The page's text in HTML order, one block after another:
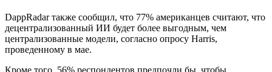
DappRadar также сообщил, что 77% американцев считают, что
децентрализованный ИИ будет более выгодным, чем
централизованные модели, согласно опросу Harris,
проведенному в мае.
Кроме того, 56% респондентов предпочли бы, чтобы